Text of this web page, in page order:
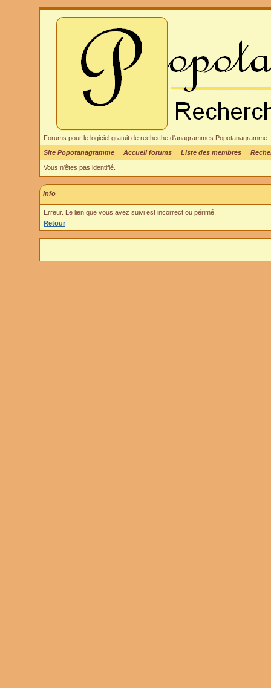
Forums pour le logiciel gratuit de recheche d'anagrammes Popotanagramme
Site Popotanagramme
Accueil forums Liste des membres
Vous n'êtes pas identifié.
Info
Erreur. Le lien que vous avez suivi est incorrect ou périmé.
Retour